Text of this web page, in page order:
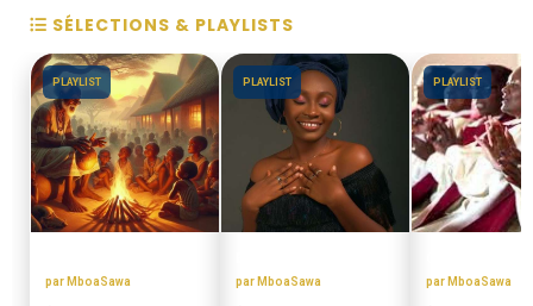
SÉLECTIONS & PLAYLISTS
PLAYLIST
par MboaSawa
PLAYLIST
par MboaSawa
PLAYLIST
par MboaSawa